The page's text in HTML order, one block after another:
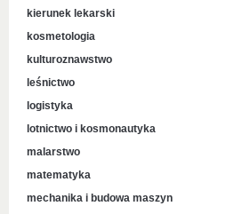
kierunek lekarski
kosmetologia
kulturoznawstwo
leśnictwo
logistyka
lotnictwo i kosmonautyka
malarstwo
matematyka
mechanika i budowa maszyn